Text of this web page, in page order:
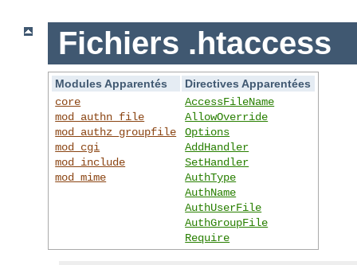
Fichiers .htaccess
Modules Apparentés
Directives Apparentées
core
mod_authn_file
mod_authz_groupfile
mod_cgi
mod_include
mod_mime
AccessFileName
AllowOverride
Options
AddHandler
SetHandler
AuthType
AuthName
AuthUserFile
AuthGroupFile
Require